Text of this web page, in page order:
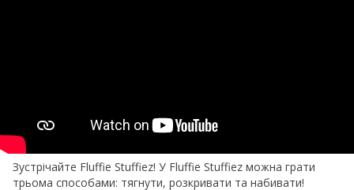
Зустрічайте Fluffie Stuffiez! У Fluffie Stuffiez можна грати
трьома способами: тягнути, розкривати та набивати!